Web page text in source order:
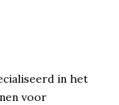
in het
voor